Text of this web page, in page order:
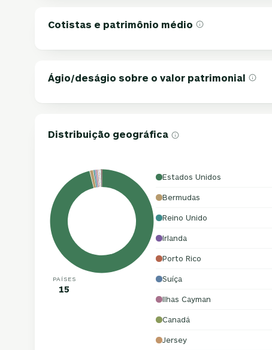
Cotistas e patrimônio médio
Ágio/deságio sobre o valor patrimonial
Distribuição geográfica
PAÍSES
15
Estados Unidos
Bermudas
Reino Unido
Irlanda
Porto Rico
Suíça
Ilhas Cayman
Canadá
Jersey